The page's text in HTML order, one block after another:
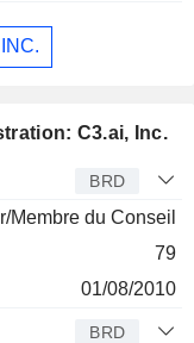
C3.ai, Inc.
BRD
Membre du Conseil
79
01/08/2010
BRD